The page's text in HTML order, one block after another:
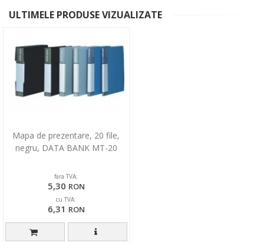
ULTIMELE PRODUSE VIZUALIZATE
Mapa de prezentare, 20 file,
negru, DATA BANK MT-20
fara TVA:
5,30 RON
cu TVA:
6,31 RON